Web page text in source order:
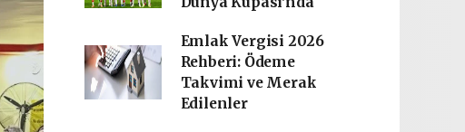
Emlak Vergisi 2026
Rehberi: Ödeme
Takvimi ve Merak
Edilenler